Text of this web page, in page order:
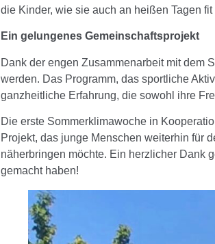
die Kinder, wie sie auch an heißen Tagen
Ein gelungenes Gemeinschaftsprojekt
Dank der engen Zusammenarbeit mit dem
werden. Das Programm, das sportliche
ganzheitliche Erfahrung, die sowohl ihre
Die erste Sommerklimawoche in
Projekt, das junge Menschen weiterhin für
näherbringen möchte. Ein herzlicher Dank
gemacht haben!